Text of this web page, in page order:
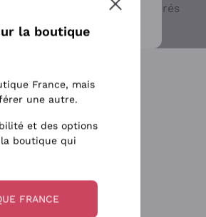
Vins blancs macérés
de confidentialité
la boutique
France, mais
une autre.
et des options
boutique qui
FRANCE